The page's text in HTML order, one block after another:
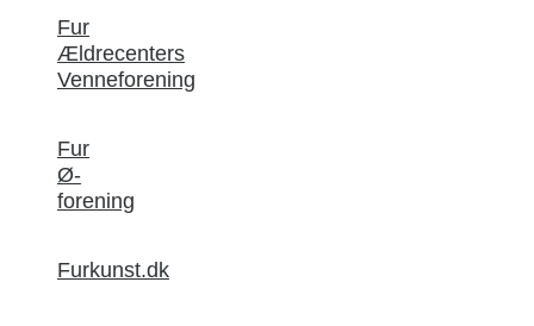
Fur
Ældrecenters
Venneforening
Fur
Ø-
forening
Furkunst.dk